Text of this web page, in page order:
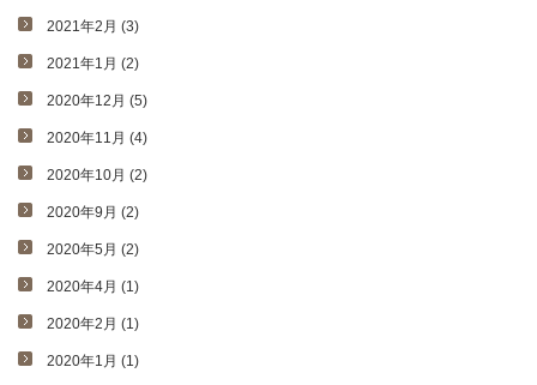
2021年2月 (3)
2021年1月 (2)
2020年12月 (5)
2020年11月 (4)
2020年10月 (2)
2020年9月 (2)
2020年5月 (2)
2020年4月 (1)
2020年2月 (1)
2020年1月 (1)